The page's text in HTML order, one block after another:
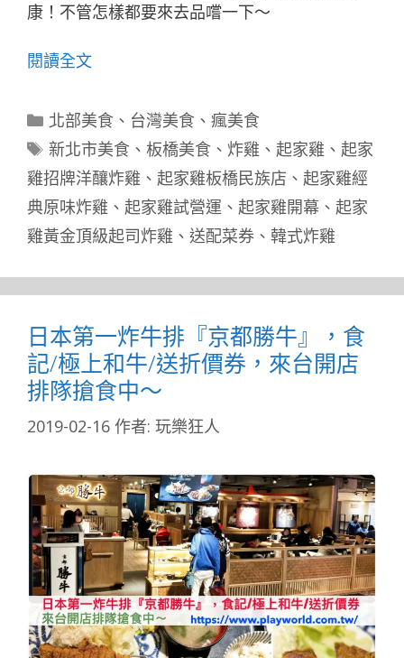
康！不管怎樣都要來去品嚐一下～
閱讀全文
分
類
北部美食、 台灣美食、 瘋美食
標
籤
新北市美食、 板橋美食、 炸雞 、 起家雞 、 起家
雞招牌洋釀炸雞 、 起家雞板橋民族店 、 起家雞經
典原味炸雞 、 起家雞試營運 、 起家雞開幕 、 起家
雞黃金頂級起司炸雞 、 送配菜券 、 韓式炸雞
日本第一炸牛排『京都勝牛』，食
記/極上和牛/送折價券，來台開店
排隊搶食中～
2019-02-16 作者: 玩樂狂人